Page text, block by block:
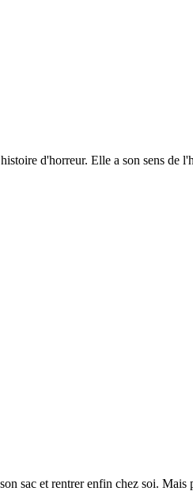
d'horreur. Elle a son sens
sac et rentrer enfin chez soi.